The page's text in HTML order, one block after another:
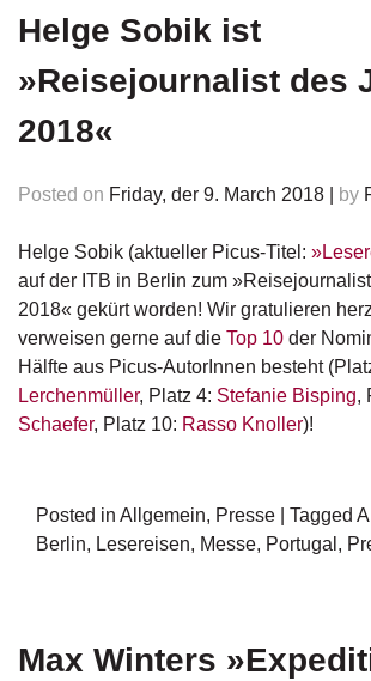
m
el
e
e
tt
e
e
u
u
n
Helge Sobik ist
»Reisejournalist des
2018«
Posted on Friday, der 9. March 2018 by
Helge Sobik (aktueller Picus-Titel:
auf der ITB in Berlin zum
2018« gekürt worden! Wir gratulieren
verweisen gerne auf die Top 10 der
Hälfte aus Picus-AutorInnen besteht
Lerchenmüller, Platz 4: Stefanie Bisping,
Schaefer, Platz 10: Rasso Knoller)!
Posted in Allgemein, Presse Tagged
Berlin, Lesereisen, Messe, Portugal ,
Max Winters